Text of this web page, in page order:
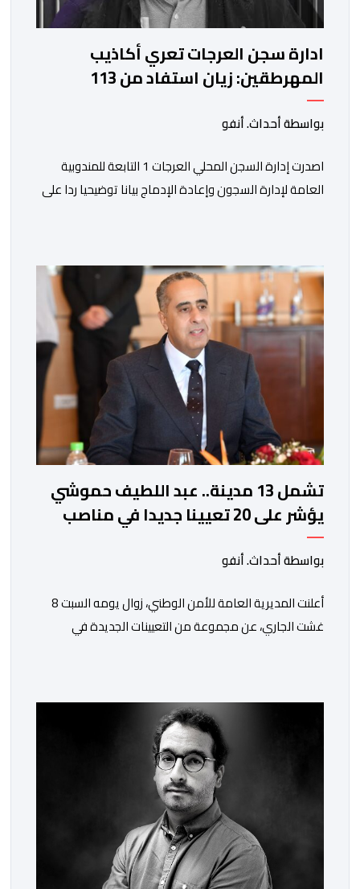
ادارة سجن العرجات تعري أكاذيب
المهرطقين: زيان استفاد من 113
استشارة و50 فحصا طبيا
بواسطة أحداث. أنفو
اصدرت إدارة السجن المحلي العرجات 1 التابعة للمندوبية
العامة لإدارة السجون وإعادة الإدماج بيانا توضيحيا ردا على
ذاتها، وذلك لتنوير الرأي العام بالحقائق والمعطيات
الدقيقة.واوضحت إدارة المؤسسة السجنية أن المعني بالأمر
يستفيد منذ إيداعه من تتبع طبي منتظم ومستمر وفقا […]
تشمل 13 مدينة.. عبد اللطيف حموشي
يؤشر على 20 تعيينا جديدا في مناصب
المسؤولية بمصالح الأمن الوطني
بواسطة أحداث. أنفو
أعلنت المديرية العامة للأمن الوطني، زوال يومه السبت 8
غشت الجاري، عن مجموعة من التعيينات الجديدة في
والعيون والدار البيضاء وبني ملال وابن جرير وطنجة وأصيلة،
وذلك في إطار دينامية داخلية تهدف لضخ دماء جديدة
والاستعانة بكفاءات أمنية شابة ومتمرسة، […]